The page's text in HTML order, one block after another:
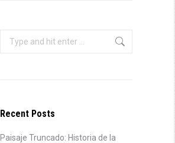
Search:
Recent Posts
Paisaje Truncado: Historia de la